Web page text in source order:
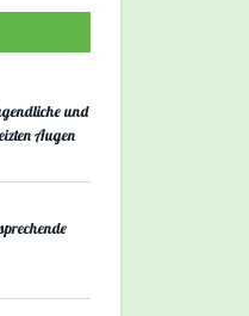
und
Augen